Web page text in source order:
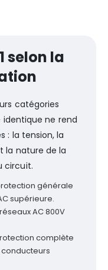
selon la
catégories
identique ne rend
: la tension, la
la nature de la
circuit.
générale
supérieure.
AC 800V
complète